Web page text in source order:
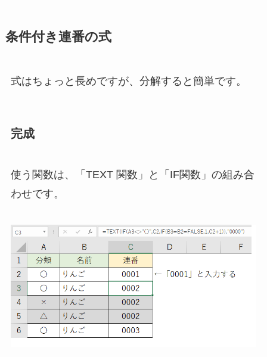
条件付き連番の式
式はちょっと長めですが、分解すると簡単です。
完成
使う関数は、「TEXT 関数」と「IF関数」の組み合
わせです。